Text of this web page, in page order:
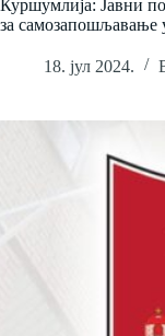
Куршумлија: Јавни
за самозапошљавање
18. јул 2024.